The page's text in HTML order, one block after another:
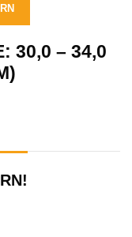
30,0 – 34,0